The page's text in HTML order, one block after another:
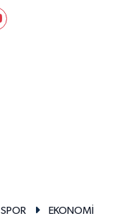
SPOR EKONOMİ